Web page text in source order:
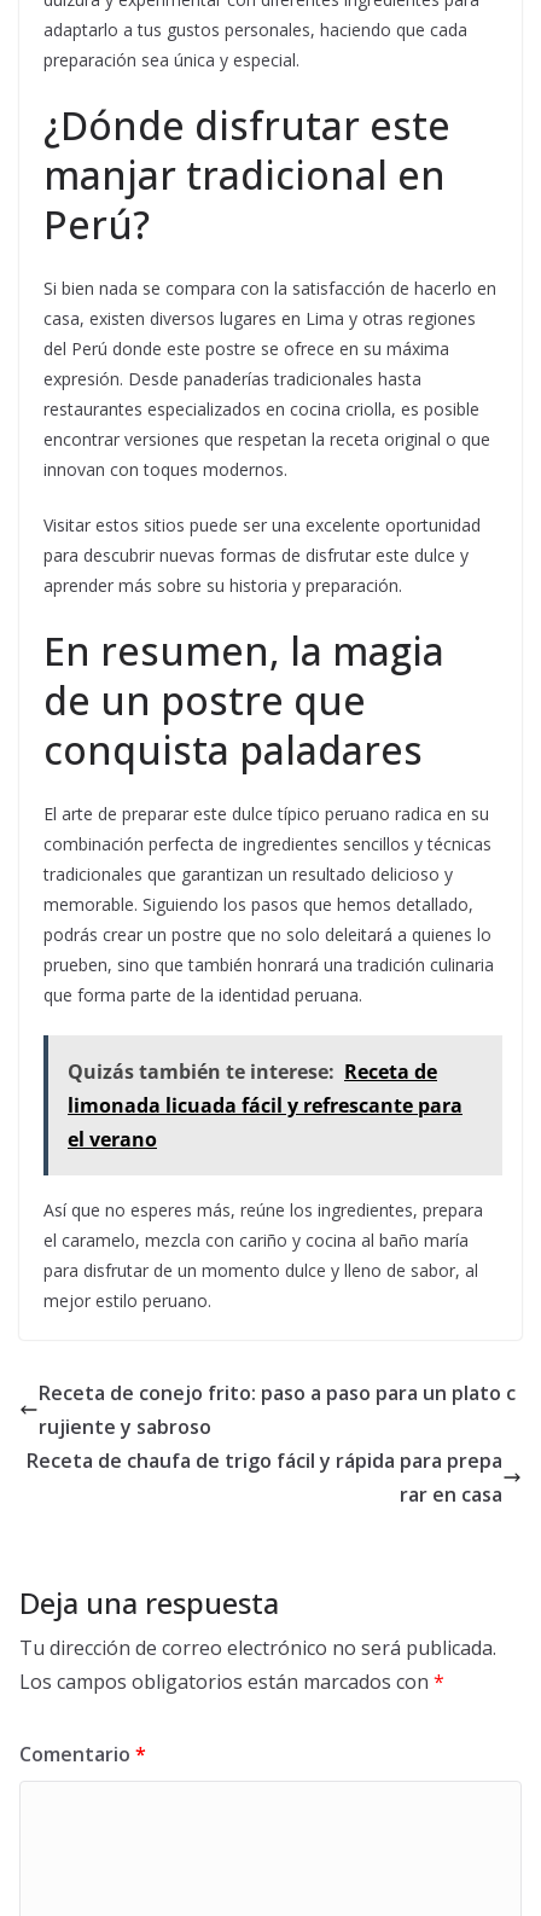
adaptarlo a tus gustos personales, haciendo que cada
preparación sea única y especial.
¿Dónde disfrutar este
manjar tradicional en
Perú?
Si bien nada se compara con la satisfacción de hacerlo en
casa, existen diversos lugares en Lima y otras regiones
del Perú donde este postre se ofrece en su máxima
expresión. Desde panaderías tradicionales hasta
restaurantes especializados en cocina criolla, es posible
encontrar versiones que respetan la receta original o que
innovan con toques modernos.
Visitar estos sitios puede ser una excelente oportunidad
para descubrir nuevas formas de disfrutar este dulce y
aprender más sobre su historia y preparación.
En resumen, la magia
de un postre que
conquista paladares
El arte de preparar este dulce típico peruano radica en su
combinación perfecta de ingredientes sencillos y técnicas
tradicionales que garantizan un resultado delicioso y
memorable. Siguiendo los pasos que hemos detallado,
podrás crear un postre que no solo deleitará a quienes lo
prueben, sino que también honrará una tradición culinaria
que forma parte de la identidad peruana.
Quizás también te interese: Receta de
limonada licuada fácil y refrescante para
el verano
Así que no esperes más, reúne los ingredientes, prepara
el caramelo, mezcla con cariño y cocina al baño maría
para disfrutar de un momento dulce y lleno de sabor, al
mejor estilo peruano.
Receta de conejo frito: paso a paso para un plato c
rujiente y sabroso
Receta de chaufa de trigo fácil y rápida para prepa
rar en casa
Deja una respuesta
Tu dirección de correo electrónico no será publicada.
Los campos obligatorios están marcados con *
Comentario *